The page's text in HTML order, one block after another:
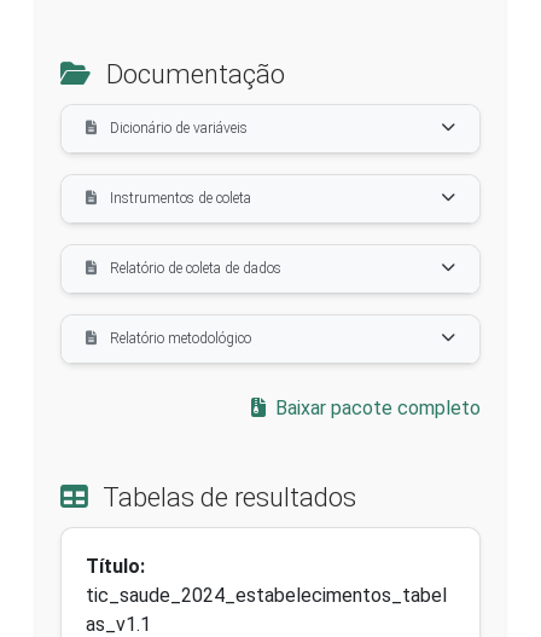
Documentação
Dicionário de variáveis
Instrumentos de coleta
Relatório de coleta de dados
Relatório metodológico
Baixar pacote completo
Tabelas de resultados
Título:
tic_saude_2024_estabelecimentos_tabel
as_v1.1